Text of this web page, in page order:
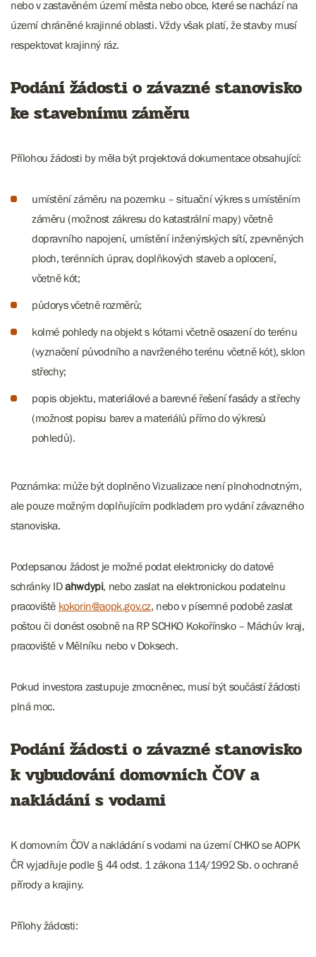
nebo v zastavěném území města nebo obce, které se nachází na
území chráněné krajinné oblasti. Vždy však platí, že stavby musí
respektovat krajinný ráz.
Podání žádosti o závazné stanovisko
ke stavebnímu záměru
​​​​​​Přílohou žádosti by měla být projektová dokumentace obsahující:
umístění záměru na pozemku – situační výkres s umístěním
záměru (možnost zákresu do katastrální mapy) včetně
dopravního napojení, umístění inženýrských sítí, zpevněných
ploch, terénních úprav, doplňkových staveb a oplocení,
včetně kót;
půdorys včetně rozměrů;
kolmé pohledy na objekt s kótami včetně osazení do terénu
(vyznačení původního a navrženého terénu včetně kót), sklon
střechy;
popis objektu, materiálové a barevné řešení fasády a střechy
(možnost popisu barev a materiálů přímo do výkresů
pohledů).
​​​​​​Poznámka: může být doplněno Vizualizace není plnohodnotným,
ale pouze možným doplňujícím podkladem pro vydání závazného
stanoviska.
Podepsanou žádost je možné podat elektronicky do datové
schránky IDahwdypi, nebo zaslat na elektronickou podatelnu
pracoviště kokorin@aopk.gov.cz, nebo v písemné podobě zaslat
poštou či donést osobně na RP SCHKO Kokořínsko – Máchův kraj,
pracoviště v Mělníku nebo v Doksech.
Pokud investora zastupuje zmocněnec, musí být součástí žádosti
plná moc.
Podání žádosti o závazné stanovisko
k vybudování domovních ČOV a
nakládání s vodami
K domovním ČOV a nakládání s vodami na území CHKO se AOPK
ČR vyjadřuje podle § 44 odst. 1 zákona 114/1992 Sb. o ochraně
přírody a krajiny.
Přílohy žádosti: